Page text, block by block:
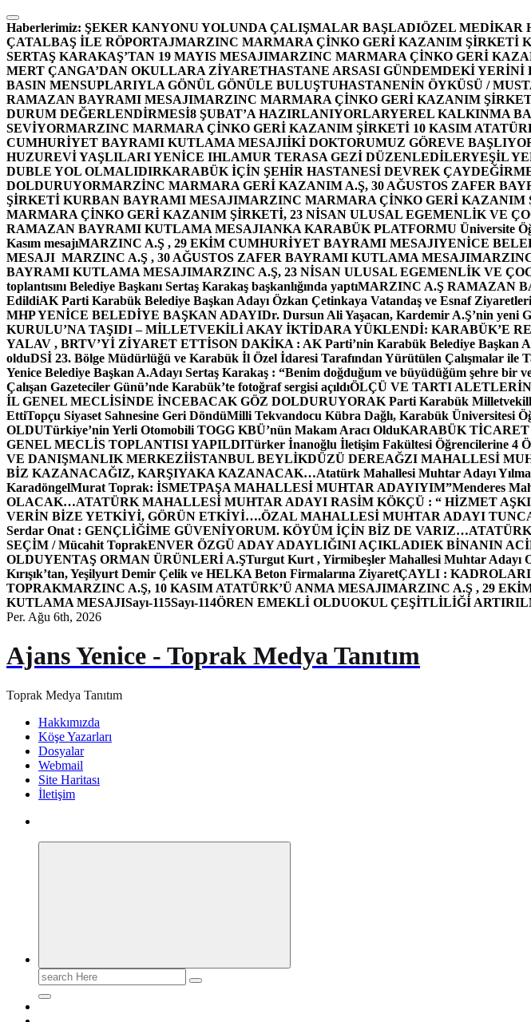
İçeriğe
atla
Haberlerimiz: ŞEKER KANYONU YOLUNDA ÇALIŞMALAR BAŞLADIÖZEL MEDİKAR
ÇATALBAŞ İLE RÖPORTAJMARZINC MARMARA ÇİNKO GERİ KAZANIM ŞİRKETİ
SERTAŞ KARAKAŞ’TAN 19 MAYIS MESAJIMARZINC MARMARA ÇİNKO GERİ
MERT ÇANGA’DAN OKULLARA ZİYARETHASTANE ARSASI GÜNDEMDEKİ YERİNİ
BASIN MENSUPLARIYLA GÖNÜL GÖNÜLE BULUŞTUHASTANENİN ÖYKÜSÜ /
RAMAZAN BAYRAMI MESAJIMARZINC MARMARA ÇİNKO GERİ KAZANIM
DURUM DEĞERLENDİRMESİ8 ŞUBAT’A HAZIRLANIYORLARYEREL KALKINMA
SEVİYORMARZINC MARMARA ÇİNKO GERİ KAZANIM ŞİRKETİ 10 KASIM
CUMHURİYET BAYRAMI KUTLAMA MESAJIİKİ DOKTORUMUZ GÖREVE
HUZUREVİ YAŞLILARI YENİCE IHLAMUR TERASA GEZİ DÜZENLEDİLERYEŞİL
DUBLE YOL OLMALIDIRKARABÜK İÇİN ŞEHİR HASTANESİ DEVREK
DOLDURUYORMARZİNC MARMARA GERİ KAZANIM A.Ş, 30 AĞUSTOS ZAFER
ŞİRKETİ KURBAN BAYRAMI MESAJIMARZINC MARMARA ÇİNKO GERİ KAZANIM
MARMARA ÇİNKO GERİ KAZANIM ŞİRKETİ, 23 NİSAN ULUSAL EGEMENLİK VE
RAMAZAN BAYRAMI KUTLAMA MESAJIANKA KARABÜK PLATFORMU Üniversite
Kasım mesajıMARZINC A.Ş , 29 EKİM CUMHURİYET BAYRAMI MESAJIYENİCE
MESAJI MARZINC A.Ş , 30 AĞUSTOS ZAFER BAYRAMI KUTLAMA MESAJI
BAYRAMI KUTLAMA MESAJIMARZINC A.Ş, 23 NİSAN ULUSAL EGEMENLİK VE
toplantısını Belediye Başkanı Sertaş Karakaş başkanlığında yaptıMARZINC A.Ş RAMAZAN
EdildiAK Parti Karabük Belediye Başkan Adayı Özkan Çetinkaya Vatandaş ve Esnaf
MHP YENİCE BELEDİYE BAŞKAN ADAYIDr. Dursun Ali Yaşacan, Kardemir A.Ş’nin yeni
KURULU’NA TAŞIDI – MİLLETVEKİLİ AKAY İKTİDARA YÜKLENDİ: KARABÜK’E
YALAV , BRTV’Yİ ZİYARET ETTİSON DAKİKA : AK Parti’nin Karabük Belediye Başkan
olduDSİ 23. Bölge Müdürlüğü ve Karabük İl Özel İdaresi Tarafından Yürütülen Çalışmalar ile
Yenice Belediye Başkan A.Adayı Sertaş Karakaş : “Benim doğduğum ve büyüdüğüm şehre bir
Çalışan Gazeteciler Günü’nde Karabük’te fotoğraf sergisi açıldıÖLÇÜ VE TARTI
İL GENEL MECLİSİNDE İNCEBACAK GÖZ DOLDURUYORAK Parti Karabük
EttiTopçu Siyaset Sahnesine Geri DöndüMilli Tekvandocu Kübra Dağlı, Karabük Üniversitesi
OLDUTürkiye’nin Yerli Otomobili TOGG KBÜ’nün Makam Aracı OlduKARABÜK TİCARET
GENEL MECLİS TOPLANTISI YAPILDITürker İnanoğlu İletişim Fakültesi Öğrencilerine 4
VE DANIŞMANLIK MERKEZİİSTANBUL BEYLİKDÜZÜ DEREAĞZI MAHALLESİ
BİZ KAZANACAĞIZ, KARŞIYAKA KAZANACAK…Atatürk Mahallesi Muhtar Adayı
KaradöngelMurat Toprak: İSMETPAŞA MAHALLESİ MUHTAR ADAYIYIM”Menderes
OLACAK…ATATÜRK MAHALLESİ MUHTAR ADAYI RASİM KÖKÇÜ : “ HİZMET
VERİN BİZE YETKİYİ, GÖRÜN ETKİYİ….ÖZAL MAHALLESİ MUHTAR ADAYI
Serdar Onat : GENÇLİĞİME GÜVENİYORUM. KÖYÜM İÇİN BİZ DE VARIZ…
SEÇİM / Mücahit ToprakENVER ÖZGÜ ADAY ADAYLIĞINI AÇIKLADIEK BİNANIN
OLDUYENTAŞ ORMAN ÜRÜNLERİ A.ŞTurgut Kurt , Yirmibeşler Mahallesi Muhtar Adayı
Kırışık’tan, Yeşilyurt Demir Çelik ve HELKA Beton Firmalarına ZiyaretÇAYLI :
TOPRAKMARZINC A.Ş, 10 KASIM ATATÜRK’Ü ANMA MESAJIMARZINC A.Ş , 29
KUTLAMA MESAJISayı-115Sayı-114ÖREN EMEKLİ OLDUOKUL ÇEŞİTLİLİĞİ
Per. Ağu 6th, 2026
Ajans Yenice - Toprak Medya Tanıtım
Toprak Medya Tanıtım
Hakkımızda
Köşe Yazarları
Dosyalar
Webmail
Site Haritası
İletişim
Search
for: